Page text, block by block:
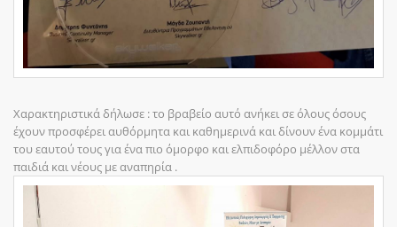
Χαρακτηριστικά δήλωσε : το βραβείο αυτό ανήκει σε όλους όσους
έχουν προσφέρει αυθόρμητα και καθημερινά και δίνουν ένα κομμάτι
του εαυτού τους για ένα πιο όμορφο και ελπιδοφόρο μέλλον στα
παιδιά και νέους με αναπηρία .